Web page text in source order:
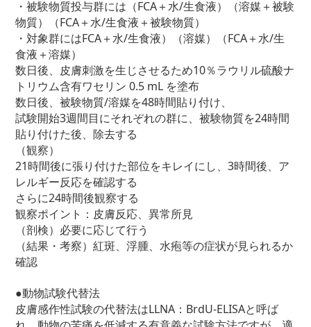
・被験物質投与群には（FCA＋水/生食液）（溶媒＋被験
物質）（FCA＋水/生食液＋被験物質）
・対象群にはFCA＋水/生食液）（溶媒）（FCA＋水/生
食液＋溶媒）
数日後、皮膚刺激を生じさせるため10％ラウリル硫酸ナ
トリウム含有ワセリン 0.5 mL を塗布
数日後、被験物質/溶媒を48時間貼り付け、
試験開始3週間目にそれぞれの群に、被験物質を24時間
貼り付けた後、除去する
（観察）
21時間後に張り付けた部位をキレイにし、3時間後、ア
レルギー反応を確認する
さらに24時間後観察する
観察ポイント：皮膚反応、異常所見
（剖検）必要に応じて行う
（結果・考察）紅斑、浮腫、水疱等の症状が見られるか
確認
●動物試験代替法
皮膚感作性試験の代替法はLLNA：BrdU-ELISAと呼ば